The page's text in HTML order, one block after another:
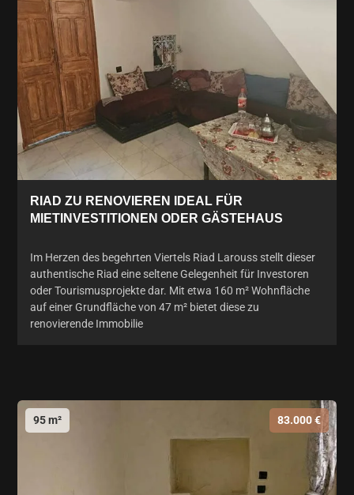
RIAD ZU RENOVIEREN IDEAL FÜR
MIETINVESTITIONEN ODER GÄSTEHAUS
Im Herzen des begehrten Viertels Riad Larouss stellt dieser
authentische Riad eine seltene Gelegenheit für Investoren
oder Tourismusprojekte dar. Mit etwa 160 m² Wohnfläche
auf einer Grundfläche von 47 m² bietet diese zu
renovierende Immobilie
95 m² 83.000 €